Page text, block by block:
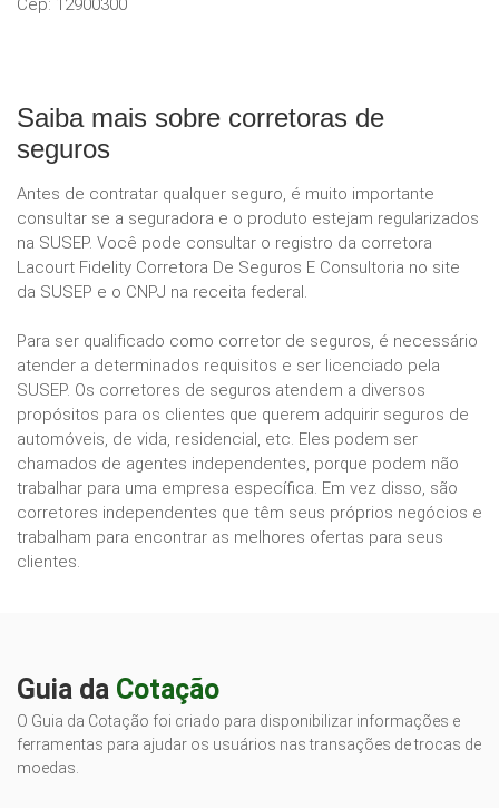
Cep: 12900300
Saiba mais sobre corretoras de
seguros
Antes de contratar qualquer seguro, é muito importante
consultar se a seguradora e o produto estejam regularizados
na SUSEP. Você pode consultar o registro da corretora
Lacourt Fidelity Corretora De Seguros E Consultoria no site
da SUSEP e o CNPJ na receita federal.
Para ser qualificado como corretor de seguros, é necessário
atender a determinados requisitos e ser licenciado pela
SUSEP. Os corretores de seguros atendem a diversos
propósitos para os clientes que querem adquirir seguros de
automóveis, de vida, residencial, etc. Eles podem ser
chamados de agentes independentes, porque podem não
trabalhar para uma empresa específica. Em vez disso, são
corretores independentes que têm seus próprios negócios e
trabalham para encontrar as melhores ofertas para seus
clientes.
Guia da Cotação
O Guia da Cotação foi criado para disponibilizar informações e
ferramentas para ajudar os usuários nas transações de trocas de
moedas.